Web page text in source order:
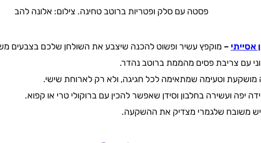
פסטה עם סלק ופטריות ברוטב טחינה. צילום: אלונה להב
אסייתי – מוקפץ עשיר ופשוט להכנה שיצבע את השולחן שלכם בצבעים
עם צריבת פסים מהממת ברוטב נהדר.
מושקעת וטעימה שמתאימה לכל חגיגה, ולא רק לארוחת שישי.
יפה ועשירה בחלבון וסידן שאפשר להכין עם ברוקולי טרי או קפוא.
משובח שלגמרי מצדיק את ההשקעה.